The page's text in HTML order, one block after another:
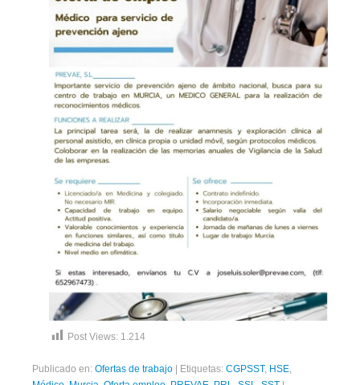
Post Views: 1.214
Publicado en: Ofertas de trabajo Etiquetas: CGPSST, HSE,